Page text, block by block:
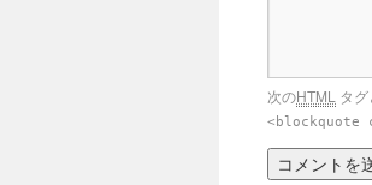
次のHTML タ
<blockquote